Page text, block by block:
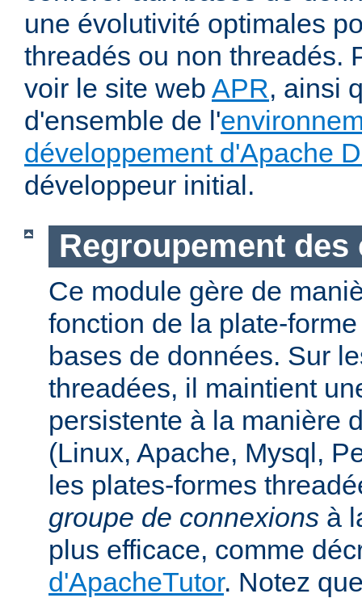
une évolutivité optimales
threadés ou non threadés.
voir le site web APR, ainsi
d'ensemble de l'
développement d'Apache
développeur initial.
Regroupement
Ce module gère de
fonction de la plate-
bases de données. Sur
threadées, il maintient
persistente à la manière
(Linux, Apache, Mysql,
les plates-formes
groupe de connexions à
plus efficace, comme
d'ApacheTutor. Notez